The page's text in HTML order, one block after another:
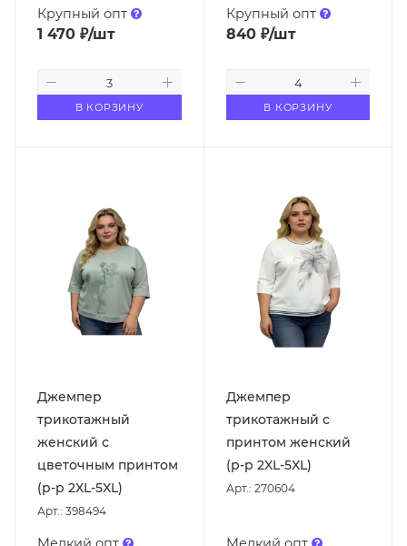
Крупный опт
1 470 ₽/шт
В КОРЗИНУ
Крупный опт
840₽/шт
В КОРЗИНУ
Джемпер
трикотажный
женский с
цветочным принтом
(р-р 2XL-5XL)
Арт.: 398494
Джемпер
трикотажный с
принтом женский
(р-р 2XL-5XL)
Арт.: 270604